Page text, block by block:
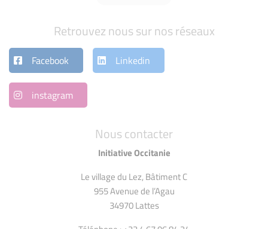
Nous contacter
Initiative Occitanie
Le village du Lez, Bâtiment C
955 Avenue de l’Agau
34970 Lattes
Retrouvez nous sur nos réseaux
Facebook Linkedin
instagram